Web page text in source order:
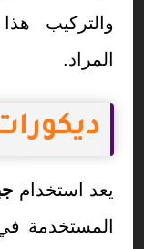
والتركيب
المراد.
يعد استخدام
المستخدمة